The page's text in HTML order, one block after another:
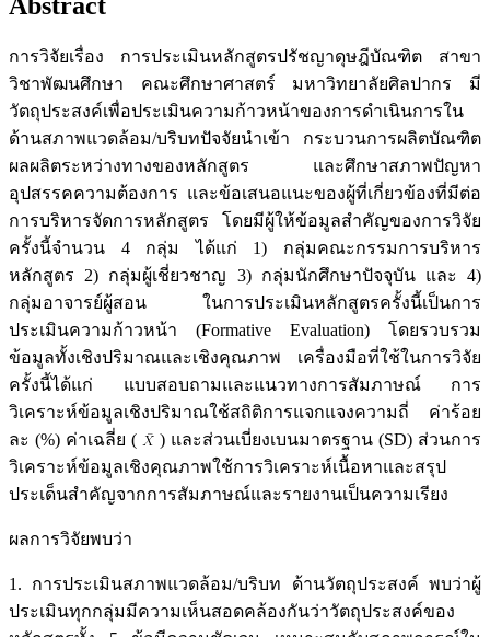
Abstract
การวิจัยเรื่อง การประเมินหลักสูตรปรัชญาดุษฎีบัณฑิต สาขา
วิชาพัฒนศึกษา คณะศึกษาศาสตร์ มหาวิทยาลัยศิลปากร มี
วัตถุประสงค์เพื่อประเมินความก้าวหน้าของการดำเนินการใน
ด้านสภาพแวดล้อม/บริบทปัจจัยนำเข้า กระบวนการผลิตบัณฑิต
ผลผลิตระหว่างทางของหลักสูตร และศึกษาสภาพปัญหา
อุปสรรคความต้องการ และข้อเสนอแนะของผู้ที่เกี่ยวข้องที่มีต่อ
การบริหารจัดการหลักสูตร โดยมีผู้ให้ข้อมูลสำคัญของการวิจัย
ครั้งนี้จำนวน 4 กลุ่ม ได้แก่ 1) กลุ่มคณะกรรมการบริหาร
หลักสูตร 2) กลุ่มผู้เชี่ยวชาญ 3) กลุ่มนักศึกษาปัจจุบัน และ 4)
กลุ่มอาจารย์ผู้สอน ในการประเมินหลักสูตรครั้งนี้เป็นการ
ประเมินความก้าวหน้า (Formative Evaluation) โดยรวบรวม
ข้อมูลทั้งเชิงปริมาณและเชิงคุณภาพ เครื่องมือที่ใช้ในการวิจัย
ครั้งนี้ได้แก่ แบบสอบถามและแนวทางการสัมภาษณ์ การ
วิเคราะห์ข้อมูลเชิงปริมาณใช้สถิติการแจกแจงความถี่ ค่าร้อย
ละ (%) ค่าเฉลี่ย (
) และส่วนเบี่ยงเบนมาตรฐาน (SD) ส่วนการ
วิเคราะห์ข้อมูลเชิงคุณภาพใช้การวิเคราะห์เนื้อหาและสรุป
ประเด็นสำคัญจากการสัมภาษณ์และรายงานเป็นความเรียง
ผลการวิจัยพบว่า
1. การประเมินสภาพแวดล้อม/บริบท ด้านวัตถุประสงค์ พบว่าผู้
ประเมินทุกกลุ่มมีความเห็นสอดคล้องกันว่าวัตถุประสงค์ของ